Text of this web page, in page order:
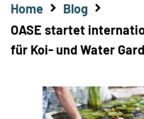
Home
Blog
OASE startet
für Koi- und Water